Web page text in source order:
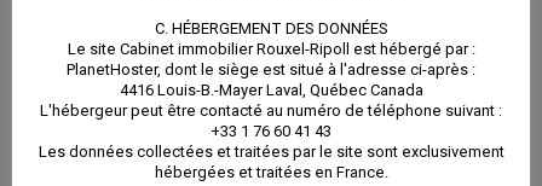
Partager cet article
FacebookTwitterLinkedInRedditEmail
C. HÉBERGEMENT DES DONNÉES
Le site Cabinet immobilier Rouxel-Ripoll est hébergé par :
PlanetHoster, dont le siège est situé à l'adresse ci-après :
4416 Louis-B.-Mayer Laval, Québec Canada
L'hébergeur peut être contacté au numéro de téléphone suivant :
+33 1 76 60 41 43
Les données collectées et traitées par le site sont exclusivement
hébergées et traitées en France.